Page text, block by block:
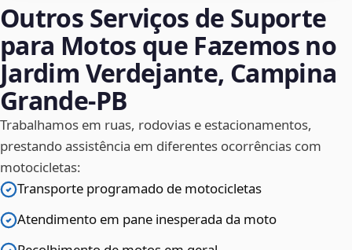
Outros Serviços de Suporte
para Motos que Fazemos no
Jardim Verdejante, Campina
Grande‑PB
Trabalhamos em ruas, rodovias e estacionamentos,
prestando assistência em diferentes ocorrências com
motocicletas:
Transporte programado de motocicletas
Atendimento em pane inesperada da moto